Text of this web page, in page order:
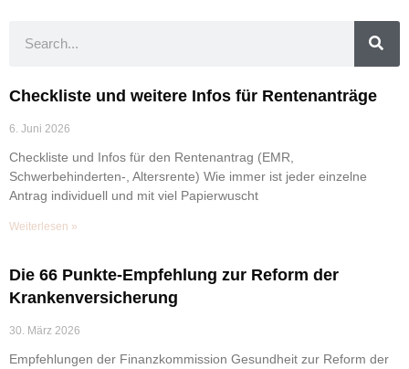
Checkliste und weitere Infos für Rentenanträge
6. Juni 2026
Checkliste und Infos für den Rentenantrag (EMR,
Schwerbehinderten-, Altersrente) Wie immer ist jeder einzelne
Antrag individuell und mit viel Papierwuscht
Weiterlesen »
Die 66 Punkte-Empfehlung zur Reform der
Krankenversicherung
30. März 2026
Empfehlungen der Finanzkommission Gesundheit zur Reform der